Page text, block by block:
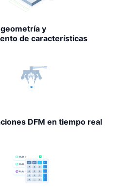
y
de características
DFM en tiempo real